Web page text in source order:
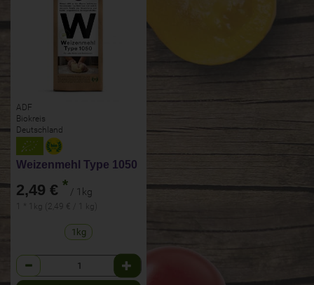
ADF
Biokreis
Deutschland
Weizenmehl Type 1050
2,49 € * / 1kg
1 * 1kg (2,49 € / 1 kg)
1kg
Anzahl